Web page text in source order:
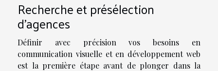
Recherche et présélection
d'agences
Définir avec précision vos besoins en
communication visuelle et en développement web
est la première étape avant de plonger dans la